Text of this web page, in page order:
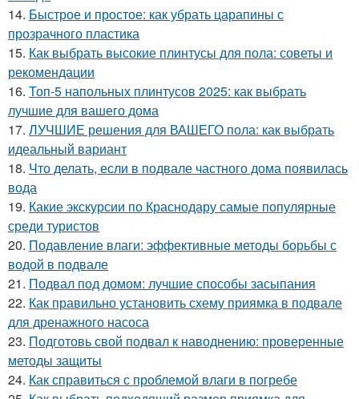
14. Быстрое и простое: как убрать царапины с
прозрачного пластика
15. Как выбрать высокие плинтусы для пола: советы и
рекомендации
16. Топ-5 напольных плинтусов 2025: как выбрать
лучшие для вашего дома
17. ЛУЧШИЕ решения для ВАШЕГО пола: как выбрать
идеальный вариант
18. Что делать, если в подвале частного дома появилась
вода
19. Какие экскурсии по Краснодару самые популярные
среди туристов
20. Подавление влаги: эффективные методы борьбы с
водой в подвале
21. Подвал под домом: лучшие способы засыпания
22. Как правильно установить схему приямка в подвале
для дренажного насоса
23. Подготовь свой подвал к наводнению: проверенные
методы защиты
24. Как справиться с проблемой влаги в погребе